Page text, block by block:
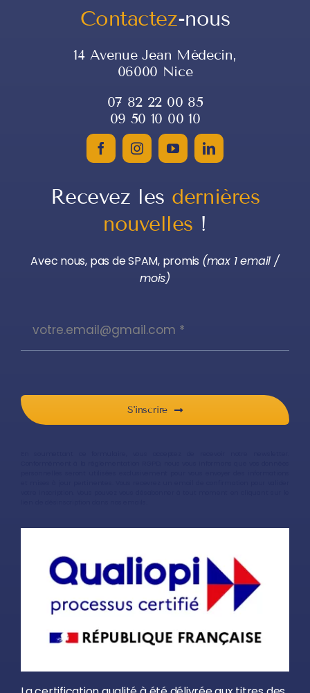
Contactez-nous
14 Avenue Jean Médecin,
06000 Nice
07 82 22 00 85
09 50 10 00 10
Recevez les dernières
nouvelles !
Avec nous, pas de SPAM, promis (max 1 email /
mois)
S'inscrire